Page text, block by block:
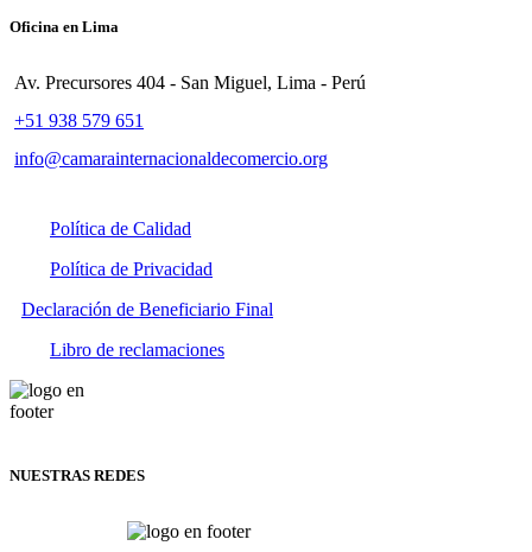
Oficina en Lima
Av. Precursores 404 - San Miguel, Lima - Perú
+51 938 579 651
info@camarainternacionaldecomercio.org
Política de Calidad
Política de Privacidad
Declaración de Beneficiario Final
Libro de reclamaciones
NUESTRAS REDES